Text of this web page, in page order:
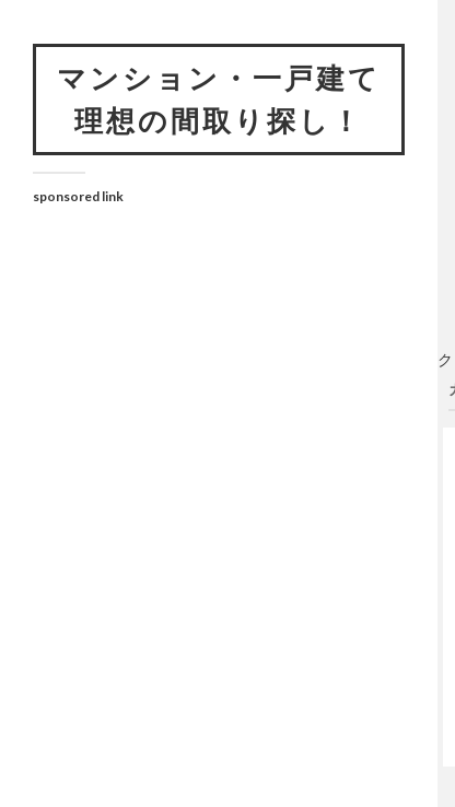
マンション・一戸建て
理想の間取り探し！
sponsored link